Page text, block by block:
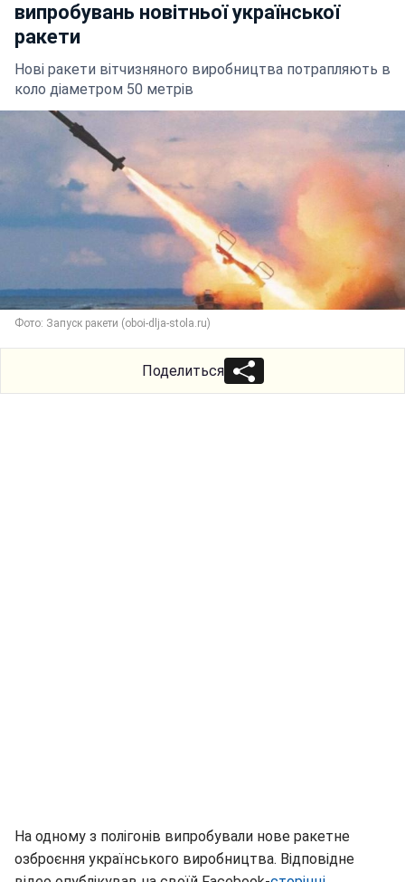
випробувань новітньої української
ракети
Нові ракети вітчизняного виробництва потрапляють в
коло діаметром 50 метрів
Фото: Запуск ракети (oboi-dlja-stola.ru)
Поделиться
На одному з полігонів випробували нове ракетне
озброєння українського виробництва. Відповідне